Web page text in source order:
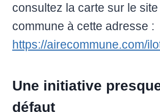
consultez la carte sur le site
commune à cette adresse :
https://airecommune.com/
Une initiative
défaut